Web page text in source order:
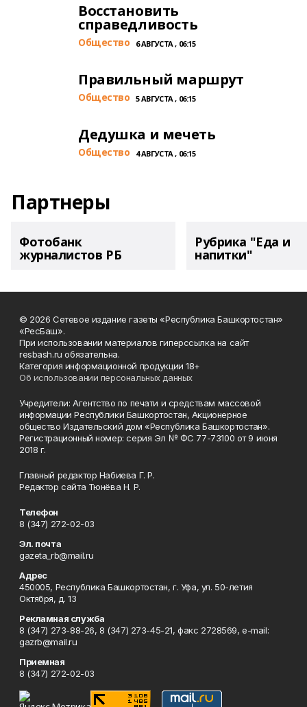
Восстановить
справедливость
Общество 6 АВГУСТА , 06:15
Правильный маршрут
Общество 5 АВГУСТА , 06:15
Дедушка и мечеть
Общество 4 АВГУСТА , 06:15
Партнеры
Фотобанк
журналистов РБ
Рубрика "Еда и
напитки"
© 2026 Сетевое издание газеты «Республика Башкортостан»
«РесБаш».
При использовании материалов гиперссылка на сайт
resbash.ru обязательна.
Категория информационной продукции 18+
Об использовании персональных данных
Учредители: Агентство по печати и средствам массовой
информации Республики Башкортостан, Акционерное
общество Издательский дом «Республика Башкортостан».
Регистрационный номер: серия Эл № ФС 77-73100 от 9 июня
2018 г.
Главный редактор Набиева Г. Р.
Редактор сайта Тюнёва Н. Р.
Телефон
8 (347) 272-02-03
Эл. почта
gazeta_rb@mail.ru
Адрес
450005, Республика Башкортостан, г. Уфа, ул. 50-летия
Октября, д. 13
Рекламная служба
8 (347) 273-88-26, 8 (347) 273-45-21, факс 2728569, e-mail:
gazrb@mail.ru
Приемная
8 (347) 272-02-03